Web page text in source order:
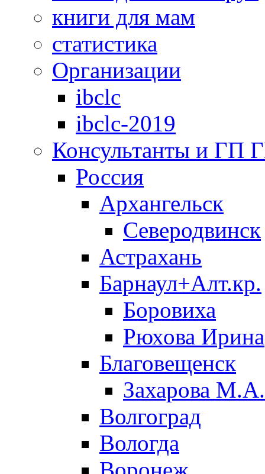
книги для мам
статистика
Организации
ibclc
ibclc-2019
Консультанты и ГП
Россия
Архангельск
Северодвинск
Астрахань
Барнаул+Алт.кр.
Боровиха
Рюхова Ирина
Благовещенск
Захарова М.А.
Волгоград
Вологда